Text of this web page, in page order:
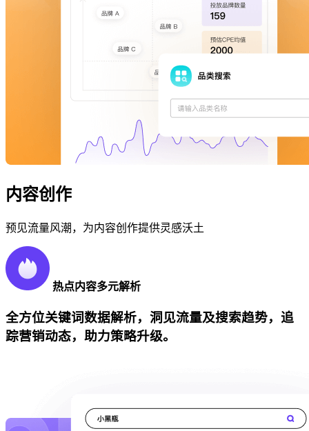
内容创作
预见流量风潮，为内容创作提供灵感沃土
热点内容多元解析
全方位关键词数据解析，洞见流量及搜索趋势，追
踪营销动态，助力策略升级。